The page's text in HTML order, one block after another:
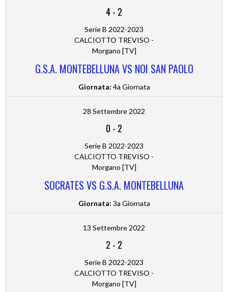
4- 2
Serie B 2022-2023
CALCIOTTO TREVISO -
Morgano [TV]
G.S.A. MONTEBELLUNA VS NOI SAN PAOLO
Giornata: 4a Giornata
28 Settembre 2022
0 - 2
Serie B 2022-2023
CALCIOTTO TREVISO -
Morgano [TV]
SOCRATES VS G.S.A. MONTEBELLUNA
Giornata: 3a Giornata
13 Settembre 2022
2 - 2
Serie B 2022-2023
CALCIOTTO TREVISO -
Morgano [TV]